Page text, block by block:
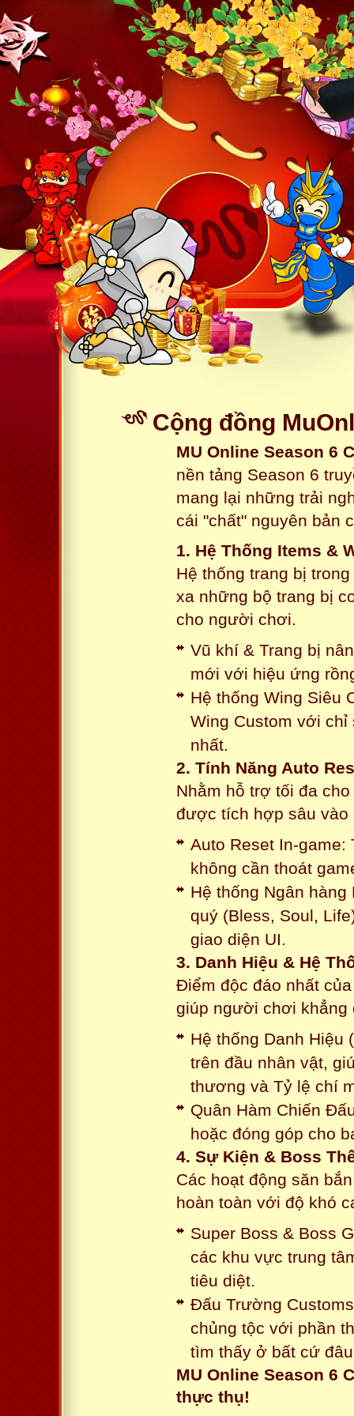
Cộng đồng
MU Online Season 6
nền tảng Season 6
mang lại những trải
cái "chất" nguyên bản
1. Hệ Thống Items &
Hệ thống trang bị
xa những bộ trang bị
cho người chơi.
Vũ khí & Trang bị
mới với hiệu ứng
Hệ thống Wing Siêu
Wing Custom với
nhất.
2. Tính Năng Auto
Nhằm hỗ trợ tối đa
được tích hợp sâu vào
Auto Reset In-game:
không cần thoát
Hệ thống Ngân
quý (Bless, Soul,
giao diện UI.
3. Danh Hiệu & Hệ
Điểm độc đáo nhất
giúp người chơi khẳng
Hệ thống Danh Hiệu
trên đầu nhân vật,
thương và Tỷ lệ chí
Quân Hàm Chiến
hoặc đóng góp cho
4. Sự Kiện & Boss
Các hoạt động săn
hoàn toàn với độ khó
Super Boss & Boss
các khu vực trung
tiêu diệt.
Đấu Trường
chủng tộc với phần
tìm thấy ở bất cứ
MU Online Season 6
thực thụ!